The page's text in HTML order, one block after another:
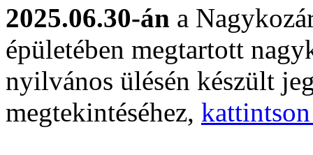
2025.06.30-án a
épületében megtartott
nyilvános ülésén készült
megtekintéséhez,